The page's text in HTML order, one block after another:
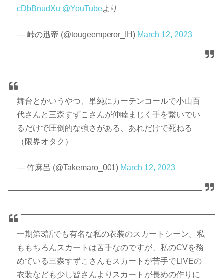
cDbBnudXu @YouTubeより
— 峠の迅帝 (@tougeemperor_IH) March 12, 2023
舞台とかいうやつ、単純にカーテンコールで小山百
代さんと三森すずこさんが仲睦まじく手を繋いでい
るだけで圧倒的な強さがある、あれだけで死ねる
（限界オタク）
— 竹麻呂 (@Takemaro_001) March 12, 2023
一期第3話でも有名な私の衣装のスカートシーン。私
ももちろんスカートは苦手なのですが、私のCVを務
めている三森すずこさんもスカートが苦手でLIVEの
衣装なども少し皆さんよりスカートが長めの作りに